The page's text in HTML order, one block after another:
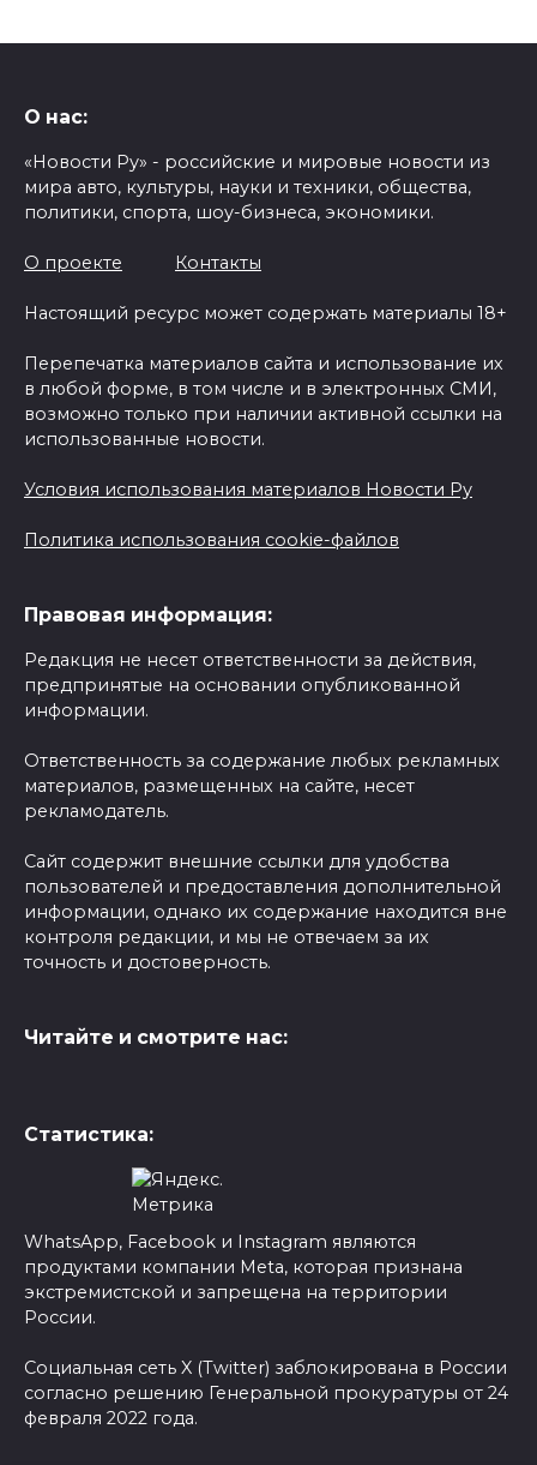
О нас:
«Новости Ру» - российские и мировые новости из
мира авто, культуры, науки и техники, общества,
политики, спорта, шоу-бизнеса, экономики.
О проекте Контакты
Настоящий ресурс может содержать материалы 18+
Перепечатка материалов сайта и использование их
в любой форме, в том числе и в электронных СМИ,
возможно только при наличии активной ссылки на
использованные новости.
Условия использования материалов Новости Ру
Политика использования cookie-файлов
Правовая информация:
Редакция не несет ответственности за действия,
предпринятые на основании опубликованной
информации.
Ответственность за содержание любых рекламных
материалов, размещенных на сайте, несет
рекламодатель.
Сайт содержит внешние ссылки для удобства
пользователей и предоставления дополнительной
информации, однако их содержание находится вне
контроля редакции, и мы не отвечаем за их
точность и достоверность.
Читайте и смотрите нас:
Статистика:
WhatsApp, Facebook и Instagram являются
продуктами компании Meta, которая признана
экстремистской и запрещена на территории
России.
Социальная сеть X (Twitter) заблокирована в России
согласно решению Генеральной прокуратуры от 24
февраля 2022 года.